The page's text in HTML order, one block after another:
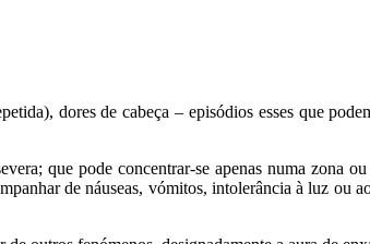
dores de cabeça – episódios esses que
que pode concentrar-se apenas numa zona
de náuseas, vómitos, intolerância à luz